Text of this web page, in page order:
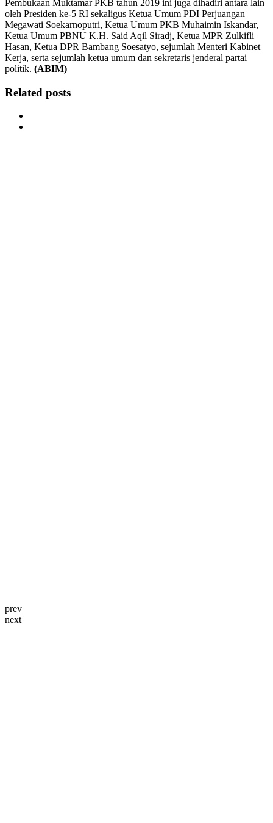
Pembukaan Muktamar PKB tahun 2019 ini juga dihadiri antara lain
oleh Presiden ke-5 RI sekaligus Ketua Umum PDI Perjuangan
Megawati Soekarnoputri, Ketua Umum PKB Muhaimin Iskandar,
Ketua Umum PBNU K.H. Said Aqil Siradj, Ketua MPR Zulkifli
Hasan, Ketua DPR Bambang Soesatyo, sejumlah Menteri Kabinet
Kerja, serta sejumlah ketua umum dan sekretaris jenderal partai
politik. (ABIM)
Related posts
prev
next